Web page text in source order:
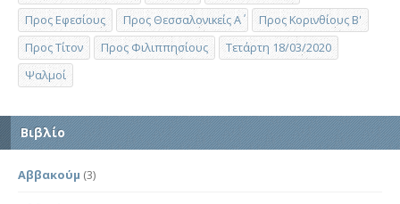
Προς Εφεσίους
Προς Θεσσαλονικείς Α΄
Προς Κορινθίους Β'
Προς Τίτον
Προς Φιλιππησίους
Τετάρτη 18/03/2020
Ψαλμοί
Βιβλίο
Αββακούμ (3)